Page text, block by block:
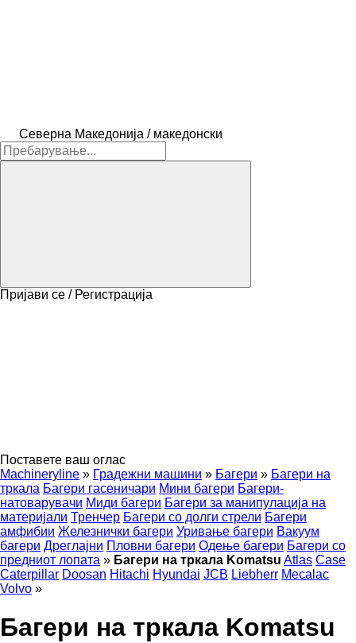
Северна Македонија / македонски
Пријави се / Регистрација
Поставете ваш оглас
Machineryline » Градежни машини » Багери » Багери на
тркала Багери гасеничари Мини багери Багери-
натоварувачи Миди багери Багери за манипулација на
материјали Тренчер Багери со долги стрели Багери
амфибии Железнички багери Уривање багери Вакуум
багери Дреглајни Пловни багери Одење багери Багери со
предниот лопата » Багери на тркала Komatsu Atlas Case
Caterpillar Doosan Hitachi Hyundai JCB Liebherr Mecalac
Volvo »
Багери на тркала Komatsu